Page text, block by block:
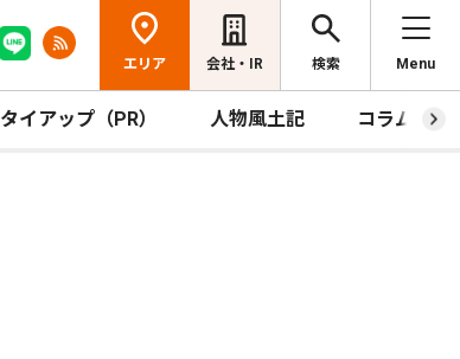
エリア 会社・IR 検索 Menu
タイアップ（PR） 人物風土記 コラム